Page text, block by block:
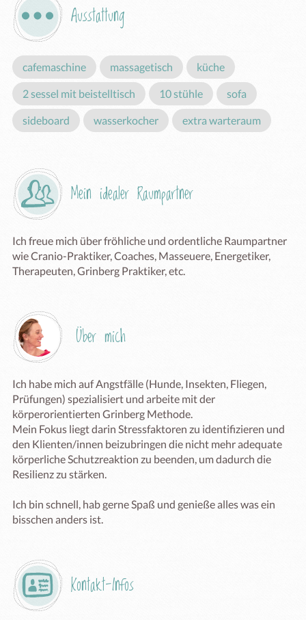
Ausstattung
cafemaschine massagetisch küche
2 sessel mit beistelltisch 10 stühle sofa
sideboard wasserkocher extra warteraum
Mein idealer Raumpartner
Ich freue mich über fröhliche und ordentliche Raumpartner
wie Cranio-Praktiker, Coaches, Masseuere, Energetiker,
Therapeuten, Grinberg Praktiker, etc.
Über mich
Ich habe mich auf Angstfälle (Hunde, Insekten, Fliegen,
Prüfungen) spezialisiert und arbeite mit der
körperorientierten Grinberg Methode.
Mein Fokus liegt darin Stressfaktoren zu identifizieren und
den Klienten/innen beizubringen die nicht mehr adequate
körperliche Schutzreaktion zu beenden, um dadurch die
Resilienz zu stärken.
Ich bin schnell, hab gerne Spaß und genieße alles was ein
bisschen anders ist.
Kontakt-Infos